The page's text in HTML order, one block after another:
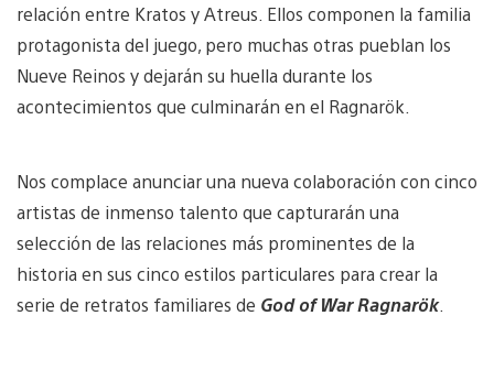
relación entre Kratos y Atreus. Ellos componen la familia
protagonista del juego, pero muchas otras pueblan los
Nueve Reinos y dejarán su huella durante los
acontecimientos que culminarán en el Ragnarök.
Nos complace anunciar una nueva colaboración con cinco
artistas de inmenso talento que capturarán una
selección de las relaciones más prominentes de la
historia en sus cinco estilos particulares para crear la
serie de retratos familiares de God of War Ragnarök.